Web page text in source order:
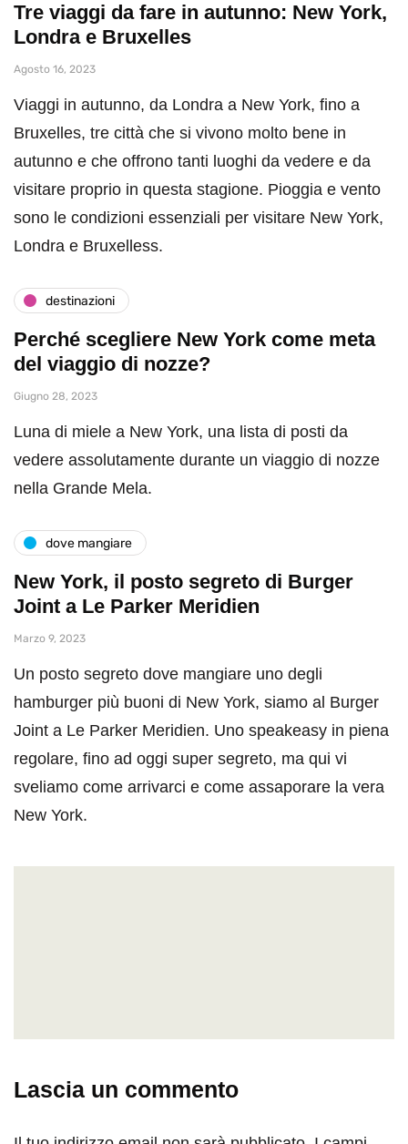
Tre viaggi da fare in autunno: New York,
Londra e Bruxelles
Agosto 16, 2023
Viaggi in autunno, da Londra a New York, fino a
Bruxelles, tre città che si vivono molto bene in
autunno e che offrono tanti luoghi da vedere e da
visitare proprio in questa stagione. Pioggia e vento
sono le condizioni essenziali per visitare New York,
Londra e Bruxelless.
destinazioni
Perché scegliere New York come meta
del viaggio di nozze?
Giugno 28, 2023
Luna di miele a New York, una lista di posti da
vedere assolutamente durante un viaggio di nozze
nella Grande Mela.
dove mangiare
New York, il posto segreto di Burger
Joint a Le Parker Meridien
Marzo 9, 2023
Un posto segreto dove mangiare uno degli
hamburger più buoni di New York, siamo al Burger
Joint a Le Parker Meridien. Uno speakeasy in piena
regolare, fino ad oggi super segreto, ma qui vi
sveliamo come arrivarci e come assaporare la vera
New York.
Lascia un commento